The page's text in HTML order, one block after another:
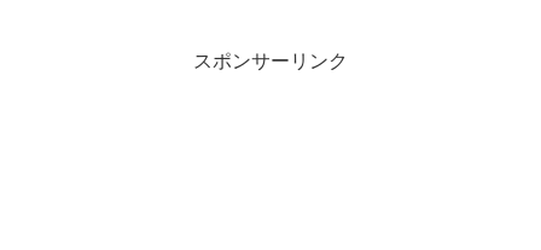
スポンサーリンク